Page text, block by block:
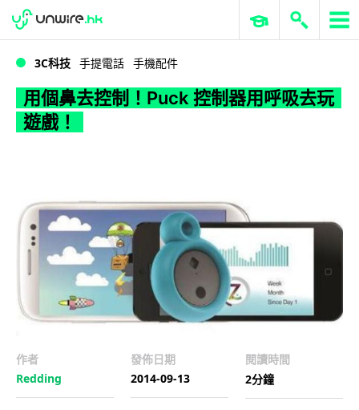
WWDC 2026 ERP 與商業 AI
3C科技 手提電話 手機配件
用個鼻去控制！Puck 控制器用呼吸去玩
遊戲！
作者
Redding
發佈日期
2014-09-13
閱讀時間
2分鐘